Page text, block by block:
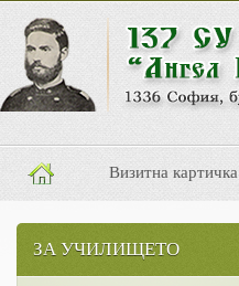
Визитна картичка
ЗА УЧИЛИЩЕТО